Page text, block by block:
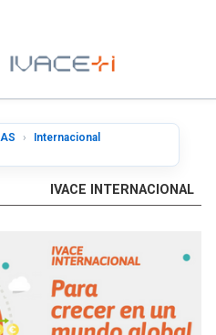
Internacional
IVACE INTERNACIONAL